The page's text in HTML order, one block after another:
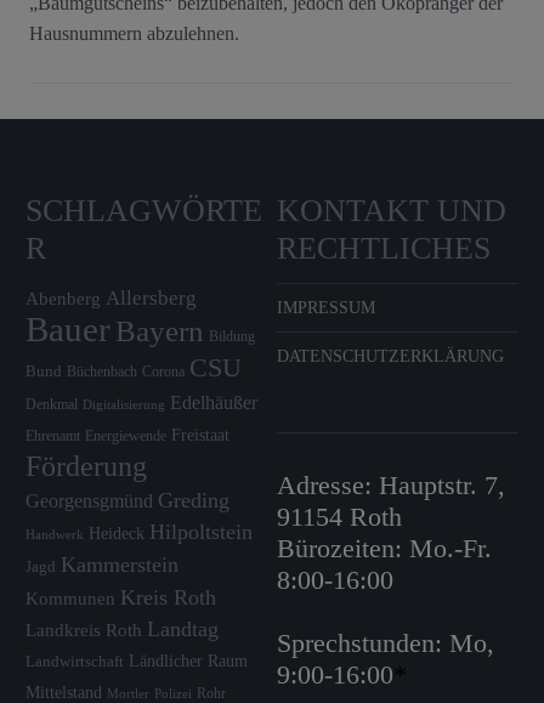
Hausnummern abzulehnen.
SCHLAGWÖRTE
R
Abenberg Allersberg
Bauer Bayern Bildung
Bund Büchenbach Corona CSU
Denkmal Digitalisierung Edelhäußer
Ehrenamt Energiewende Freistaat
Förderung
Georgensgmünd Greding
Handwerk Heideck Hilpoltstein
Jagd Kammerstein
Kommunen Kreis Roth
Landkreis Roth Landtag
Landwirtschaft Ländlicher Raum
Mittelstand Mortler Polizei Rohr
KONTAKT UND
RECHTLICHES
IMPRESSUM
DATENSCHUTZERKLÄRUNG
Adresse: Hauptstr. 7,
91154 Roth
Bürozeiten: Mo.-Fr.
8:00-16:00
Sprechstunden: Mo,
9:00-16:00*